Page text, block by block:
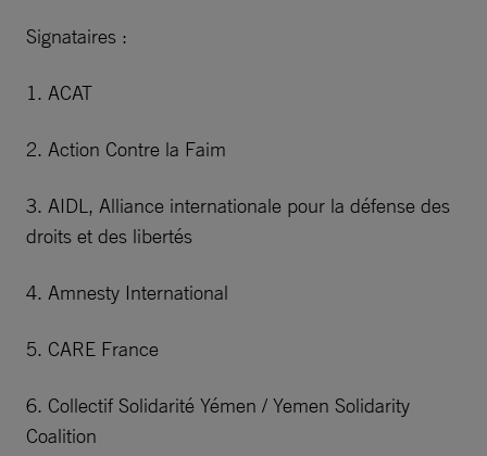
Signataires :
1. ACAT
2. Action Contre la Faim
3. AIDL, Alliance internationale pour la défense des
droits et des libertés
4. Amnesty International
5. CARE France
6. Collectif Solidarité Yémen / Yemen Solidarity
Coalition